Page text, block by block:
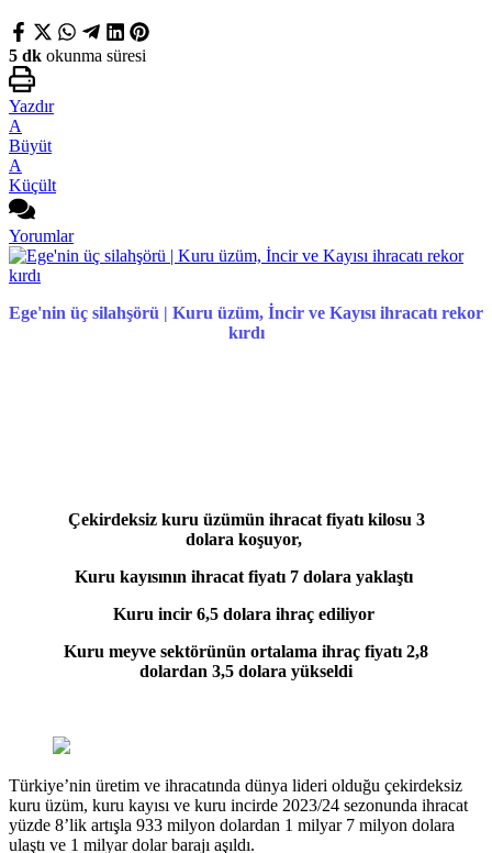
5 dk okunma süresi
Yazdır
A
Büyüt
A
Küçült
Yorumlar
Ege'nin üç silahşörü | Kuru üzüm, İncir ve Kayısı ihracatı rekor
kırdı
Çekirdeksiz kuru üzümün ihracat fiyatı kilosu 3
dolara koşuyor,
Kuru kayısının ihracat fiyatı 7 dolara yaklaştı
Kuru incir 6,5 dolara ihraç ediliyor
Kuru meyve sektörünün ortalama ihraç fiyatı 2,8
dolardan 3,5 dolara yükseldi
Türkiye’nin üretim ve ihracatında dünya lideri olduğu çekirdeksiz
kuru üzüm, kuru kayısı ve kuru incirde 2023/24 sezonunda ihracat
yüzde 8’lik artışla 933 milyon dolardan 1 milyar 7 milyon dolara
ulaştı ve 1 milyar dolar barajı aşıldı.